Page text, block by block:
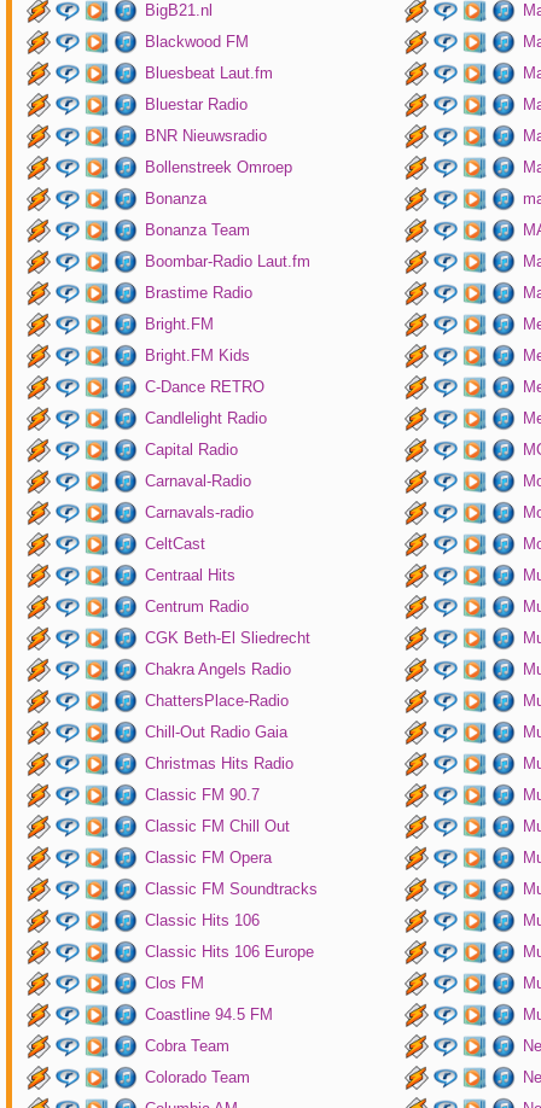
BigB21.nl
Blackwood FM
Bluesbeat Laut.fm
Bluestar Radio
BNR Nieuwsradio
Bollenstreek Omroep
Bonanza
Bonanza Team
Boombar-Radio Laut.fm
Brastime Radio
Bright.FM
Bright.FM Kids
C-Dance RETRO
Candlelight Radio
Capital Radio
Carnaval-Radio
Carnavals-radio
CeltCast
Centraal Hits
Centrum Radio
CGK Beth-El Sliedrecht
Chakra Angels Radio
ChattersPlace-Radio
Chill-Out Radio Gaia
Christmas Hits Radio
Classic FM 90.7
Classic FM Chill Out
Classic FM Opera
Classic FM Soundtracks
Classic Hits 106
Classic Hits 106 Europe
Clos FM
Coastline 94.5 FM
Cobra Team
Colorado Team